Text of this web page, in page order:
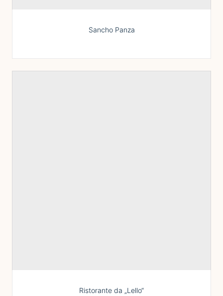
Sancho Panza
Ristorante da „Lello“